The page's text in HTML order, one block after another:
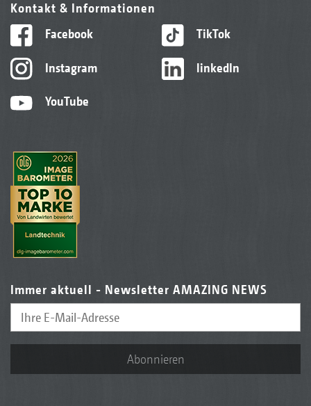
Kontakt & Informationen
Facebook
Instagram
YouTube
TikTok
linkedIn
Immer aktuell - Newsletter AMAZING NEWS
Abonnieren